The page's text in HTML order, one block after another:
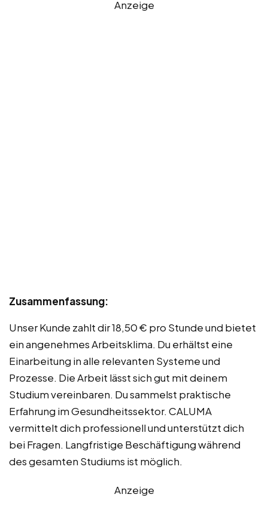
Anzeige
Zusammenfassung:
Unser Kunde zahlt dir 18,50 € pro Stunde und bietet
ein angenehmes Arbeitsklima. Du erhältst eine
Einarbeitung in alle relevanten Systeme und
Prozesse. Die Arbeit lässt sich gut mit deinem
Studium vereinbaren. Du sammelst praktische
Erfahrung im Gesundheitssektor. CALUMA
vermittelt dich professionell und unterstützt dich
bei Fragen. Langfristige Beschäftigung während
des gesamten Studiums ist möglich.
Anzeige